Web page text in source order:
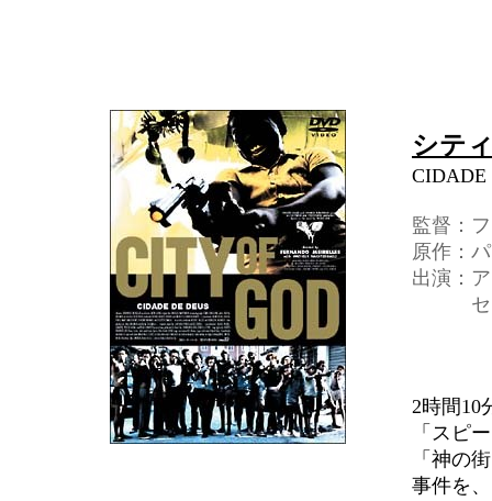
2時間10
「スピ
「神の
事件を
シテ
監督：
原作：
出演：
セウ